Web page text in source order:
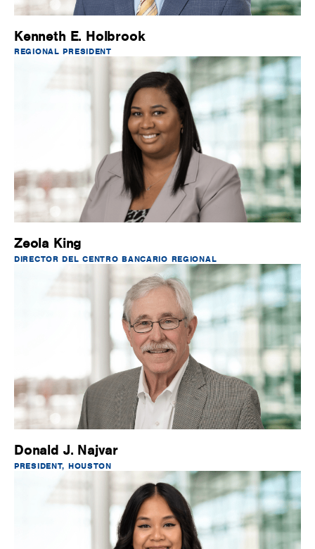
Kenneth E. Holbrook
REGIONAL PRESIDENT
Zeola King
DIRECTOR DEL CENTRO BANCARIO REGIONAL
Donald J. Najvar
PRESIDENT, HOUSTON